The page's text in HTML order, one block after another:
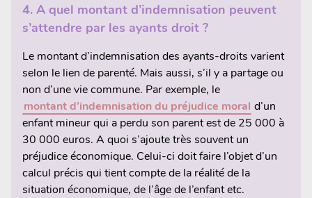
4. A quel montant d’indemnisation peuvent
s’attendre par les ayants droit ?
Le montant d’indemnisation des ayants-droits varient
selon le lien de parenté. Mais aussi, s’il y a partage ou
non d’une vie commune. Par exemple, le
montant d’indemnisation du préjudice moral d’un
enfant mineur qui a perdu son parent est de 25 000 à
30 000 euros. A quoi s’ajoute très souvent un
préjudice économique. Celui-ci doit faire l’objet d’un
calcul précis qui tient compte de la réalité de la
situation économique, de l’âge de l’enfant etc.